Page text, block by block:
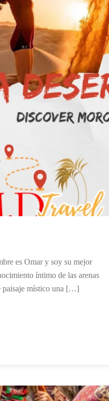
es Omar y soy su mejor
íntimo de las arenas
paisaje místico una […]